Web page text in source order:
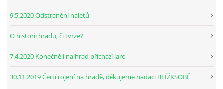
9.5.2020 Odstranění náletů
O historii hradu, či tvrze?
7.4.2020 Konečně i na hrad přichází jaro
30.11.2019 Čertí rojení na hradě, děkujeme nadaci BLÍŽKSOBĚ